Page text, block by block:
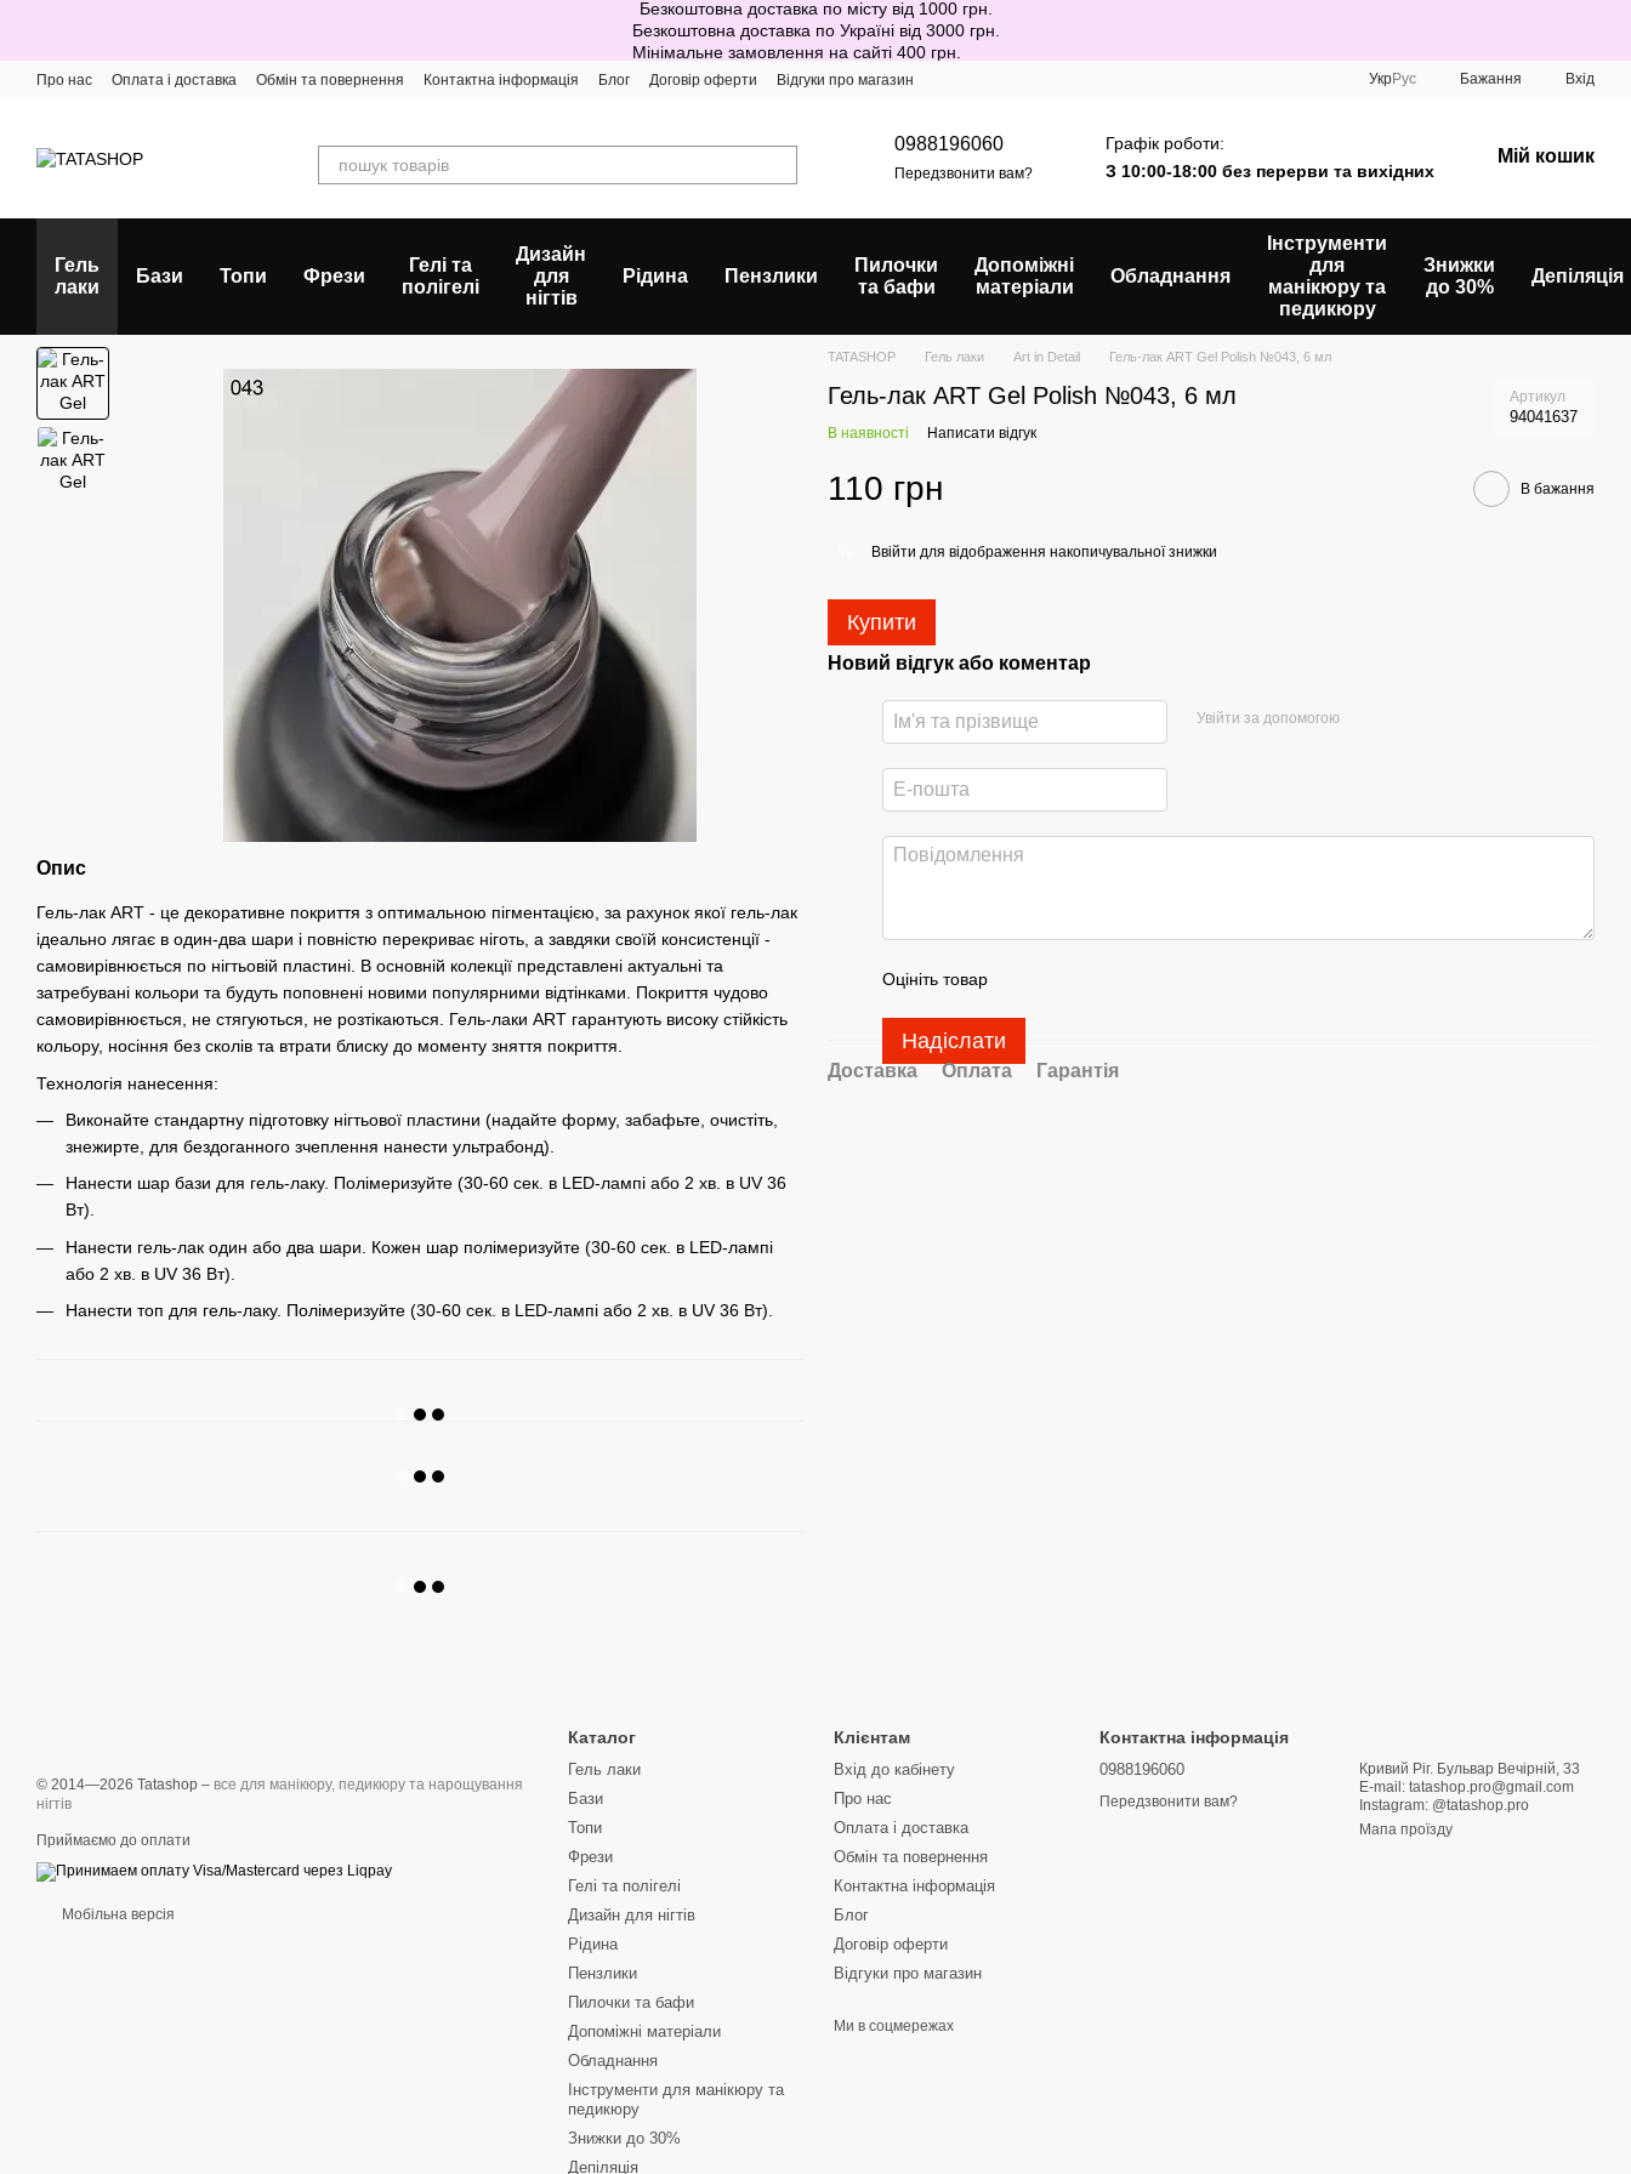
Безкоштовна доставка по місту від 1000 грн.
Безкоштовна доставка по Україні від 3000 грн.
Мінімальне замовлення на сайті 400 грн.
Про нас Оплата і доставка Обмін та повернення Контактна інформація Блог Договір оферти Відгуки про магазин УкрРус Бажання Вхід
0988196060
Передзвонити вам?
Графік роботи:
З 10:00-18:00 без перерви та вихідних
Мій кошик
Гель
лаки
Бази Топи Фрези
Гелі та
полігелі
Дизайн
для
нігтів
Рідина Пензлики
Пилочки
та бафи
Допоміжні
матеріали
Обладнання
Інструменти
для
манікюру та
педикюру
Знижки
до 30%
Депіляція
Опис
Гель-лак ART - це декоративне покриття з оптимальною пігментацією, за рахунок якої гель-лак
ідеально лягає в один-два шари і повністю перекриває ніготь, а завдяки своїй консистенції -
самовирівнюється по нігтьовій пластині. В основній колекції представлені актуальні та
затребувані кольори та будуть поповнені новими популярними відтінками. Покриття чудово
самовирівнюється, не стягуються, не розтікаються. Гель-лаки ART гарантують високу стійкість
кольору, носіння без сколів та втрати блиску до моменту зняття покриття.
Технологія нанесення:
Виконайте стандартну підготовку нігтьової пластини (надайте форму, забафьте, очистіть,
знежирте, для бездоганного зчеплення нанести ультрабонд).
Нанести шар бази для гель-лаку. Полімеризуйте (30-60 сек. в LED-лампі або 2 хв. в UV 36
Вт).
Нанести гель-лак один або два шари. Кожен шар полімеризуйте (30-60 сек. в LED-лампі
або 2 хв. в UV 36 Вт).
Нанести топ для гель-лаку. Полімеризуйте (30-60 сек. в LED-лампі або 2 хв. в UV 36 Вт).
TATASHOP Гель лаки Art in Detail Гель-лак ART Gel Polish №043, 6 мл
Гель-лак ART Gel Polish №043, 6 мл Артикул
94041637
В наявності Написати відгук
110 грн В бажання
Ввійти для відображення накопичувальної знижки
Купити
Новий відгук або коментар
Увійти за допомогою
Оцініть товар
Надіслати
Доставка Оплата Гарантія
© 2014—2026 Tatashop – все для манікюру, педикюру та нарощування
нігтів
Приймаємо до оплати
Мобільна версія
Каталог
Гель лаки
Бази
Топи
Фрези
Гелі та полігелі
Дизайн для нігтів
Рідина
Пензлики
Пилочки та бафи
Допоміжні матеріали
Обладнання
Інструменти для манікюру та
педикюру
Знижки до 30%
Депіляція
Клієнтам
Вхід до кабінету
Про нас
Оплата і доставка
Обмін та повернення
Контактна інформація
Блог
Договір оферти
Відгуки про магазин
Ми в соцмережах
Контактна інформація
0988196060
Передзвонити вам?
Кривий Ріг. Бульвар Вечірній, 33
E-mail: tatashop.pro@gmail.com
Instagram: @tatashop.pro
Мапа проїзду